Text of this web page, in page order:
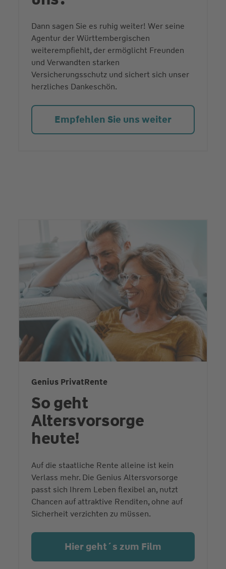
Dann sagen Sie es ruhig weiter! Wer seine
Agentur der Württembergischen
weiterempfiehlt, der ermöglicht Freunden
und Verwandten starken
Versicherungsschutz und sichert sich unser
herzliches Dankeschön.
Empfehlen Sie uns weiter
Genius PrivatRente
So geht
Altersvorsorge
heute!
Auf die staatliche Rente alleine ist kein
Verlass mehr. Die Genius Altersvorsorge
passt sich Ihrem Leben flexibel an, nutzt
Chancen auf attraktive Renditen, ohne auf
Sicherheit verzichten zu müssen.
Hier geht´s zum Film